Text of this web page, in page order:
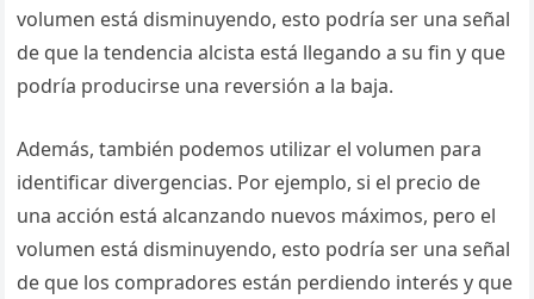
volumen está disminuyendo, esto podría ser una señal
de que la tendencia alcista está llegando a su fin y que
podría producirse una reversión a la baja.
Además, también podemos utilizar el volumen para
identificar divergencias. Por ejemplo, si el precio de
una acción está alcanzando nuevos máximos, pero el
volumen está disminuyendo, esto podría ser una señal
de que los compradores están perdiendo interés y que